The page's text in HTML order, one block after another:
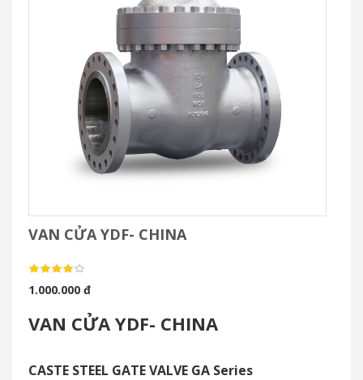
VAN CỬA YDF- CHINA
1.000.000 đ
VAN CỬA YDF- CHINA
CASTE STEEL GATE VALVE GA Series